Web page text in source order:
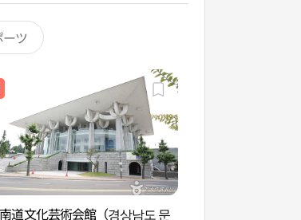
ーツ
道文化芸術会館（경상남도 문